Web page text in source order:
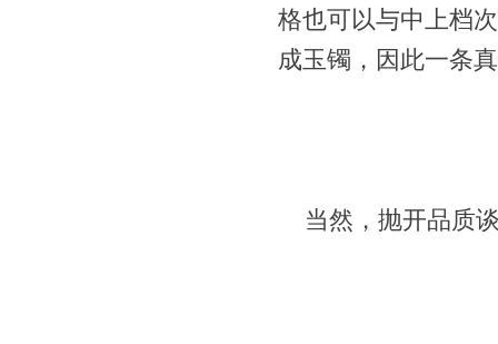
格也可以与中上档
成玉镯，因此一条
当然，抛开品质